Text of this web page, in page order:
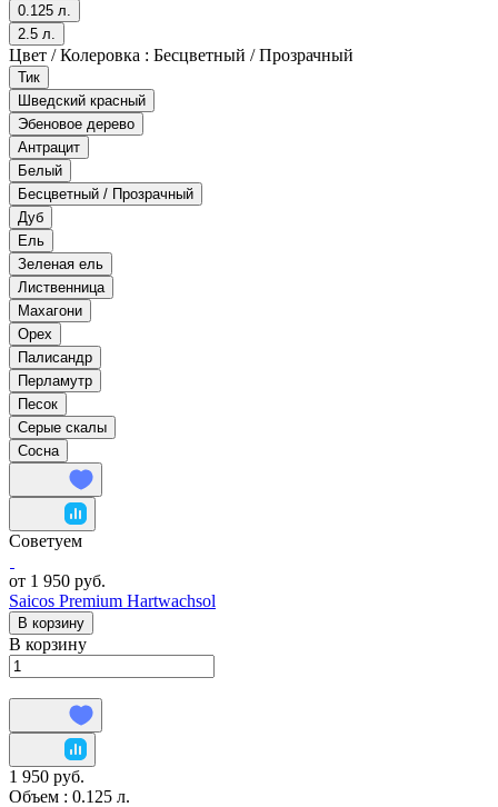
0.125 л.
2.5 л.
Цвет / Колеровка : Бесцветный / Прозрачный
Тик
Шведский красный
Эбеновое дерево
Антрацит
Белый
Бесцветный / Прозрачный
Дуб
Ель
Зеленая ель
Лиственница
Махагони
Орех
Палисандр
Перламутр
Песок
Серые скалы
Сосна
Советуем
от 1 950 руб.
Saicos Premium Hartwachsol
В корзину
В корзину
1 950 руб.
Объем : 0.125 л.